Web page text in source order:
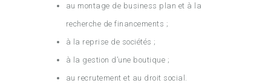
au montage de business plan et à la
recherche de financements ;
à la reprise de sociétés ;
à la gestion d’une boutique ;
au recrutement et au droit social.